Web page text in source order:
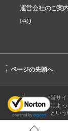
運営会社のご案
FAQ
-
↑ ページの先頭へ
当サ
によ
とい